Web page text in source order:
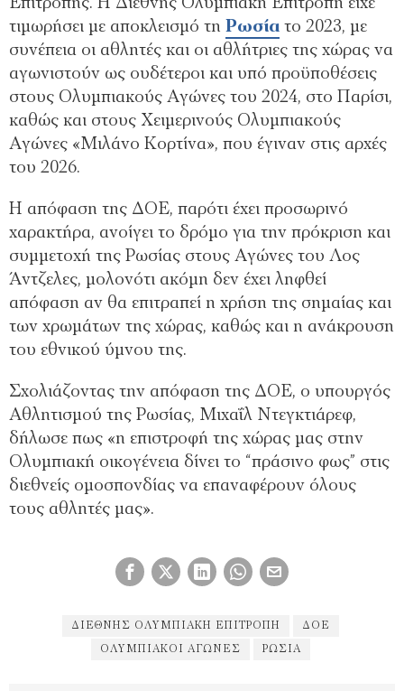
Επιτροπής. Η Διεθνής Ολυμπιακή Επιτροπή είχε
τιμωρήσει με αποκλεισμό τη Ρωσία το 2023, με
συνέπεια οι αθλητές και οι αθλήτριες της χώρας να
αγωνιστούν ως ουδέτεροι και υπό προϋποθέσεις
στους Ολυμπιακούς Αγώνες του 2024, στο Παρίσι,
καθώς και στους Χειμερινούς Ολυμπιακούς
Αγώνες «Μιλάνο Κορτίνα», που έγιναν στις αρχές
του 2026.
Η απόφαση της ΔΟΕ, παρότι έχει προσωρινό
χαρακτήρα, ανοίγει το δρόμο για την πρόκριση και
συμμετοχή της Ρωσίας στους Αγώνες του Λος
Άντζελες, μολονότι ακόμη δεν έχει ληφθεί
απόφαση αν θα επιτραπεί η χρήση της σημαίας και
των χρωμάτων της χώρας, καθώς και η ανάκρουση
του εθνικού ύμνου της.
Σχολιάζοντας την απόφαση της ΔΟΕ, ο υπουργός
Αθλητισμού της Ρωσίας, Μιχαΐλ Ντεγκτιάρεφ,
δήλωσε πως «η επιστροφή της χώρας μας στην
Ολυμπιακή οικογένεια δίνει το “πράσινο φως” στις
διεθνείς ομοσπονδίας να επαναφέρουν όλους
τους αθλητές μας».
ΔΙΕΘΝΉΣ ΟΛΥΜΠΙΑΚΉ ΕΠΙΤΡΟΠΉ ΔΟΕ
ΟΛΥΜΠΙΑΚΟΊ ΑΓΏΝΕΣ ΡΩΣΊΑ